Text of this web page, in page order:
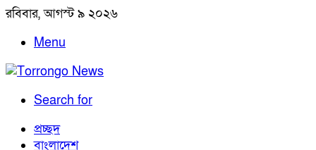
রবিবার, আগস্ট ৯ ২০২৬
Menu
Search for
প্রচ্ছদ
বাংলাদেশ